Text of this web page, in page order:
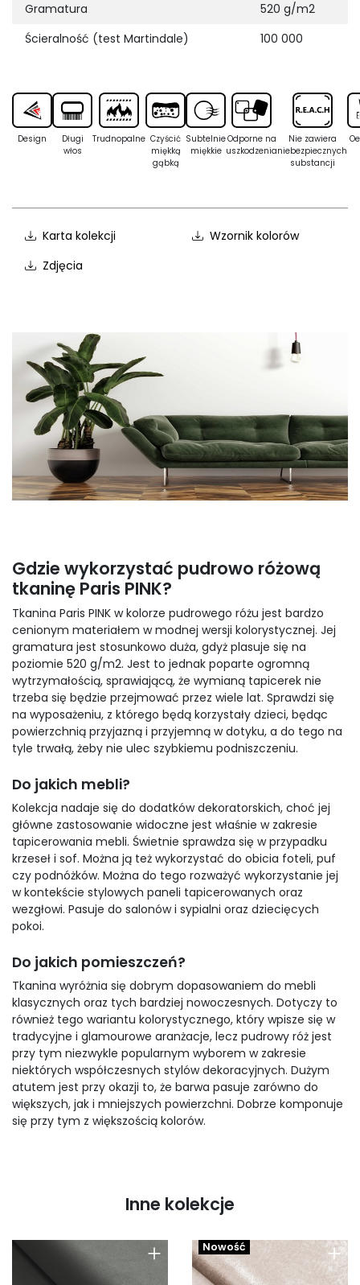
Gramatura
520 g/m2
Ścieralność (test Martindale)
100 000
Design
Długi
włos
Trudnopalne Czyścić
miękką
gąbką
Subtelnie
miękkie
Odporne na
uszkodzenia
Nie zawiera
niebezpiecznych
substancji
Karta kolekcji
Wzornik kolorów
Zdjęcia
Gdzie wykorzystać pudrowo różową
tkaninę Paris PINK?
Tkanina Paris PINK w kolorze pudrowego różu jest bardzo
cenionym materiałem w modnej wersji kolorystycznej. Jej
gramatura jest stosunkowo duża, gdyż plasuje się na
poziomie 520 g/m2. Jest to jednak poparte ogromną
wytrzymałością, sprawiającą, że wymianą tapicerek nie
trzeba się będzie przejmować przez wiele lat. Sprawdzi się
na wyposażeniu, z którego będą korzystały dzieci, będąc
powierzchnią przyjazną i przyjemną w dotyku, a do tego na
tyle trwałą, żeby nie ulec szybkiemu podniszczeniu.
Do jakich mebli?
Kolekcja nadaje się do dodatków dekoratorskich, choć jej
główne zastosowanie widoczne jest właśnie w zakresie
tapicerowania mebli. Świetnie sprawdza się w przypadku
krzeseł i sof. Można ją też wykorzystać do obicia foteli, puf
czy podnóżków. Można do tego rozważyć wykorzystanie jej
w kontekście stylowych paneli tapicerowanych oraz
wezgłowi. Pasuje do salonów i sypialni oraz dziecięcych
pokoi.
Do jakich pomieszczeń?
Tkanina wyróżnia się dobrym dopasowaniem do mebli
klasycznych oraz tych bardziej nowoczesnych. Dotyczy to
również tego wariantu kolorystycznego, który wpisze się w
tradycyjne i glamourowe aranżacje, lecz pudrowy róż jest
przy tym niezwykle popularnym wyborem w zakresie
niektórych współczesnych stylów dekoracyjnych. Dużym
atutem jest przy okazji to, że barwa pasuje zarówno do
większych, jak i mniejszych powierzchni. Dobrze komponuje
się przy tym z większością kolorów.
Inne kolekcje
+ +
Nowość